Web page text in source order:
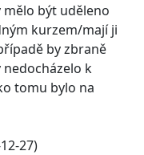
být uděleno
kurzem/mají ji
by zbraně
k
tomu bylo na
27)